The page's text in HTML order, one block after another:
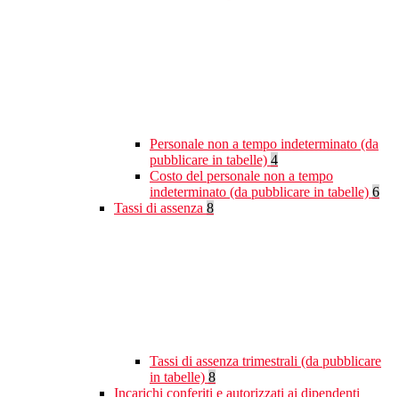
Personale non a tempo indeterminato (da
pubblicare in tabelle) 4
Costo del personale non a tempo
indeterminato (da pubblicare in tabelle) 6
Tassi di assenza 8
Tassi di assenza trimestrali (da pubblicare
in tabelle) 8
Incarichi conferiti e autorizzati ai dipendenti